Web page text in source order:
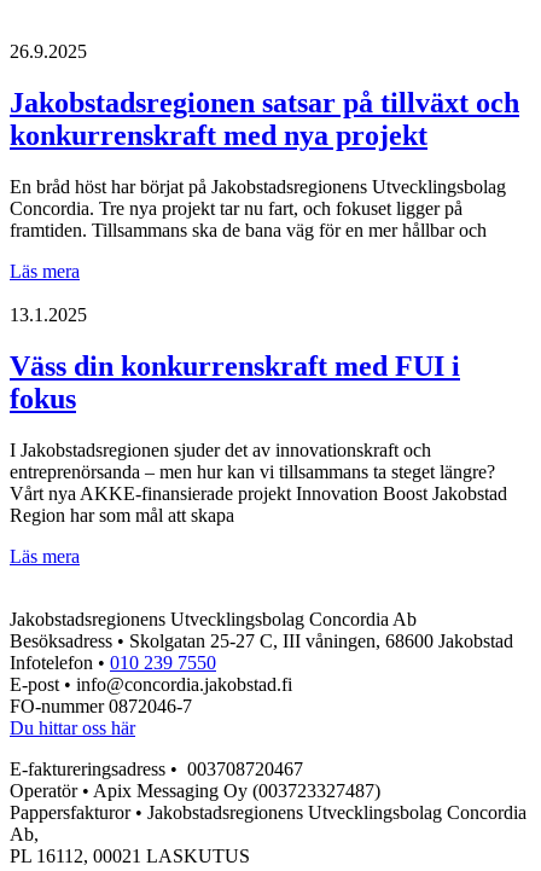
26.9.2025
Jakobstadsregionen satsar på tillväxt och
konkurrenskraft med nya projekt
En bråd höst har börjat på Jakobstadsregionens Utvecklingsbolag
Concordia. Tre nya projekt tar nu fart, och fokuset ligger på
framtiden. Tillsammans ska de bana väg för en mer hållbar och
Läs mera
på
och
konkurrenskraft
projekt
13.1.2025
Väss din konkurrenskraft med FUI i
fokus
I Jakobstadsregionen sjuder det av innovationskraft och
entreprenörsanda – men hur kan vi tillsammans ta steget längre?
Vårt nya AKKE-finansierade projekt Innovation Boost Jakobstad
Region har som mål att skapa
Läs mera
med
FUI
i
fokus
Jakobstadsregionens Utvecklingsbolag Concordia Ab
Besöksadress • Skolgatan 25-27 C, III våningen, 68600 Jakobstad
Infotelefon • 010 239 7550
E-post • info@concordia.jakobstad.fi
FO-nummer 0872046-7
Du hittar oss här
E-faktureringsadress • 003708720467
Operatör • Apix Messaging Oy (003723327487)
Pappersfakturor • Jakobstadsregionens Utvecklingsbolag Concordia
Ab,
PL 16112, 00021 LASKUTUS